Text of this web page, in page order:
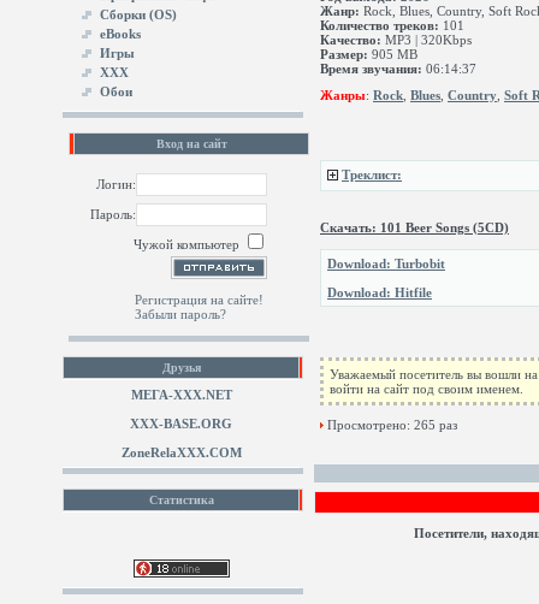
Сборки (OS)
eBooks
Игры
XXX
Обои
Вход на сайт
Логин:
Пароль:
Чужой компьютер
Регистрация на сайте!
Забыли пароль?
Друзья
МЕГА-ХХХ.NET
XXX-BASE.ORG
ZoneRelaXXX.COM
Статистика
Жанр: Rock, Blues, Country, Soft
Количество треков: 101
Качество: MP3 | 320Kbps
Размер: 905 MB
Время звучания: 06:14:37
Жанры: Rock Blues Country Soft
Треклист:
Скачать: 101 Beer Songs (5CD)
Download: Turbobit
Download: Hitfile
Уважаемый посетитель вы вошли на
войти на сайт под своим именем.
Просмотрено: 265 раз
Посетители,